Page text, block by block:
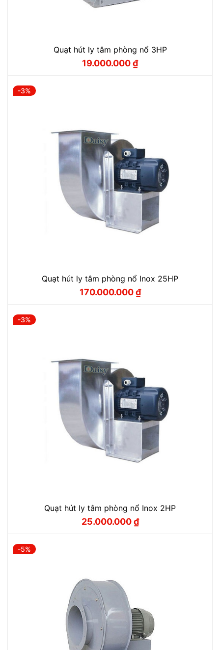
Quạt hút ly tâm phòng nổ 3HP
Giá
19.000.000₫
Giá
-3%
Quạt hút ly tâm phòng nổ Inox 25HP
Giá
170.000.000₫
Giá
-3%
Quạt hút ly tâm phòng nổ Inox 2HP
Giá
25.000.000₫
Giá
-5%